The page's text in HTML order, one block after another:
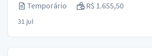
Temporário
R$ 1.655,50
31 jul